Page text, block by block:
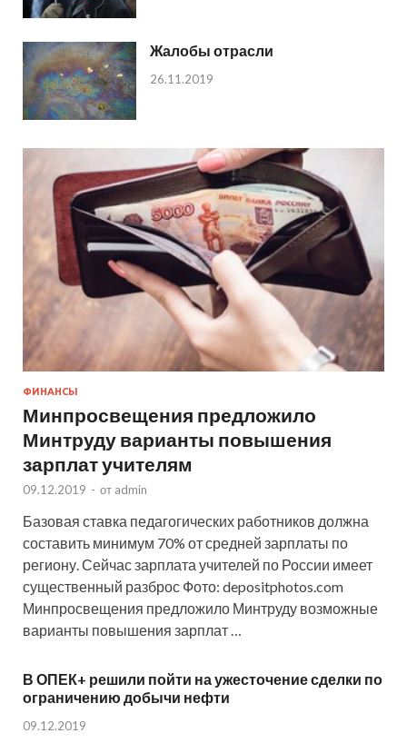
Жалобы отрасли
26.11.2019
ФИНАНСЫ
Минпросвещения предложило
Минтруду варианты повышения
зарплат учителям
09.12.2019 - от admin
Базовая ставка педагогических работников должна
составить минимум 70% от средней зарплаты по
региону. Сейчас зарплата учителей по России имеет
существенный разброс Фото: depositphotos.com
Минпросвещения предложило Минтруду возможные
варианты повышения зарплат …
В ОПЕК+ решили пойти на ужесточение сделки по
ограничению добычи нефти
09.12.2019